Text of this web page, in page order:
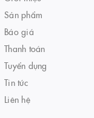
Sản phẩm
Báo giá
Thanh toán
Tuyển dụng
Tin tức
Liên hệ